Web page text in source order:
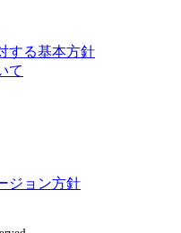
する基本方針
て
ジョン方針